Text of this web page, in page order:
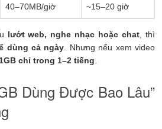
40–70MB/giờ ~15–20 giờ
lướt web, nghe nhạc hoặc chat , thì
dùng cả ngày . Nhưng nếu xem video
chỉ trong 1–2 tiếng
Dùng Được Bao Lâu”